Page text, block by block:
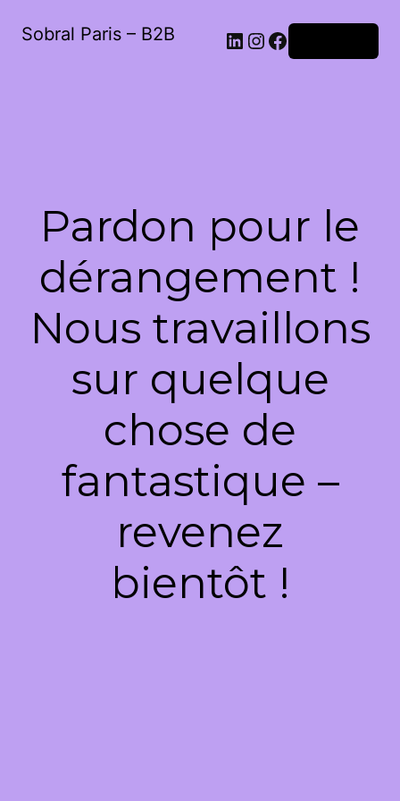
Sobral Paris – B2B LinkedIn
Instagram
Facebook
Pardon pour le
dérangement !
Nous travaillons
sur quelque
chose de
fantastique –
revenez
bientôt !